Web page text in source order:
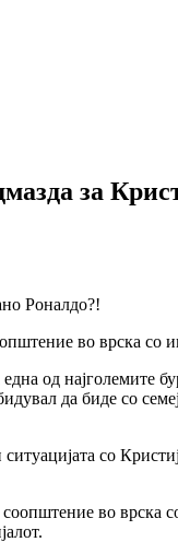
за
во врска со
од најголемите
да биде со
со
во врска